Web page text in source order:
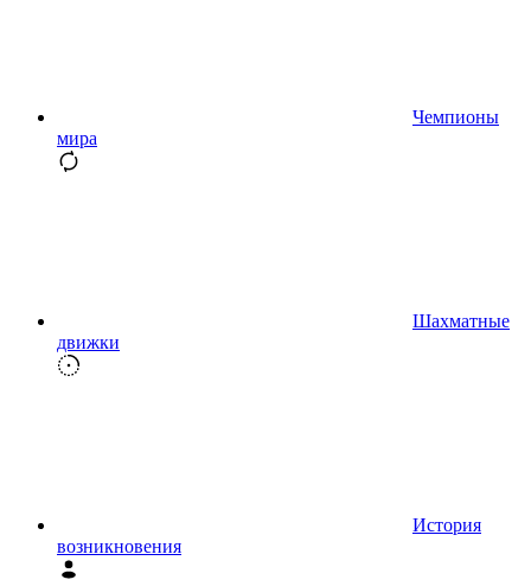
Чемпионы
мира
Шахматные
движки
История
возникновения